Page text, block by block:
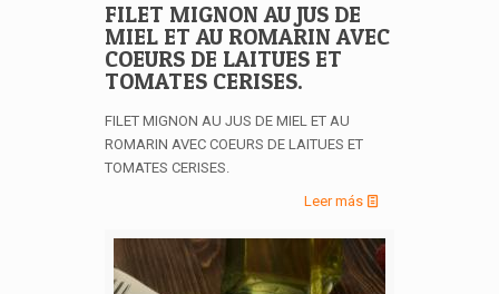
FILET MIGNON AU JUS DE
MIEL ET AU ROMARIN AVEC
COEURS DE LAITUES ET
TOMATES CERISES.
FILET MIGNON AU JUS DE MIEL ET AU
ROMARIN AVEC COEURS DE LAITUES ET
TOMATES CERISES.
Leer más